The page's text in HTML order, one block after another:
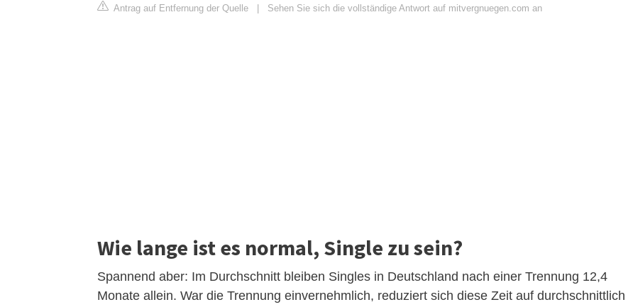
Antrag auf Entfernung der Quelle Sehen Sie sich die vollständige Antwort auf mitvergnuegen.com an
Wie lange ist es normal, Single zu sein?
Spannend aber: Im Durchschnitt bleiben Singles in Deutschland nach einer Trennung 12,4
Monate allein. War die Trennung einvernehmlich, reduziert sich diese Zeit auf durchschnittlich